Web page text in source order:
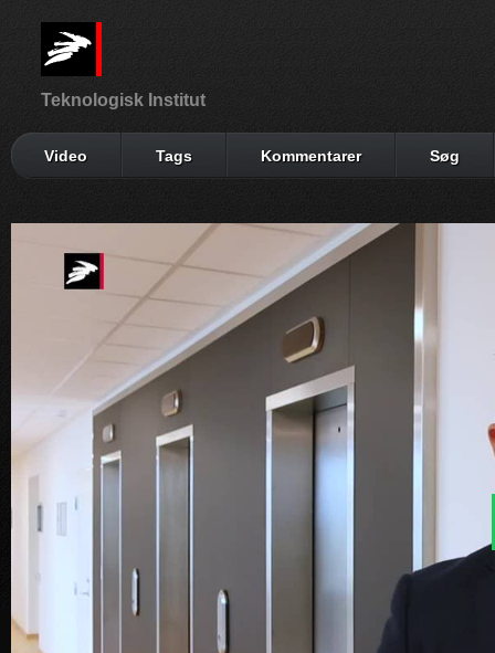
Teknologisk Institut
Video Tags Kommentarer Søg